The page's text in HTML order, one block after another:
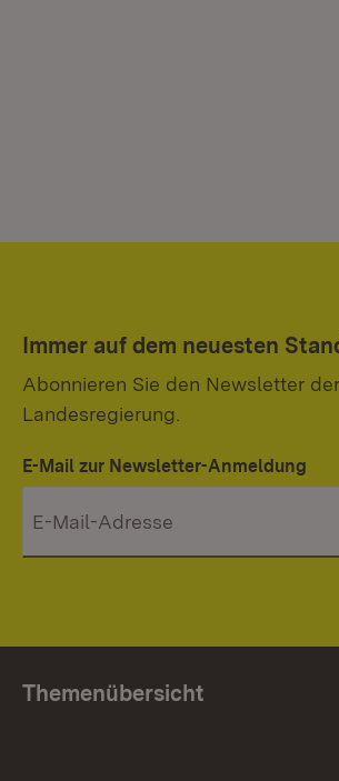
Immer auf dem neuesten
Abonnieren Sie den Newsletter der
Landesregierung.
E-Mail zur Newsletter-Anmeldung
Themenübersicht